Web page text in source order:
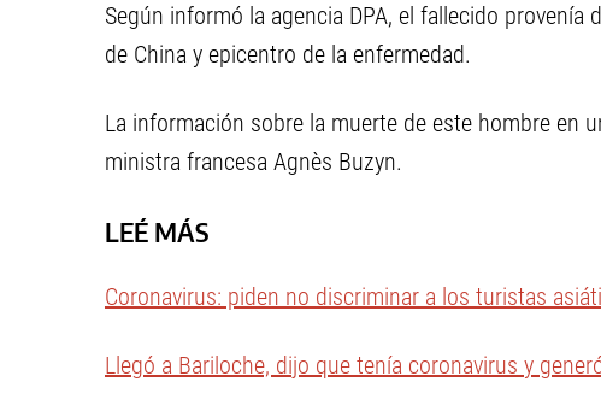
Según informó la agencia DPA, el fallecido
de China y epicentro de la enfermedad.
La información sobre la muerte de este hombre en
ministra francesa Agnès Buzyn.
LEÉ MÁS
Coronavirus: piden no discriminar a los turistas
Llegó a Bariloche, dijo que tenía coronavirus y